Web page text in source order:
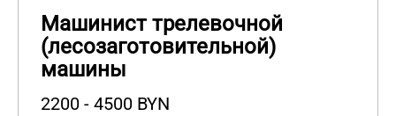
Машинист трелевочной
(лесозаготовительной)
машины
2200 - 4500 BYN